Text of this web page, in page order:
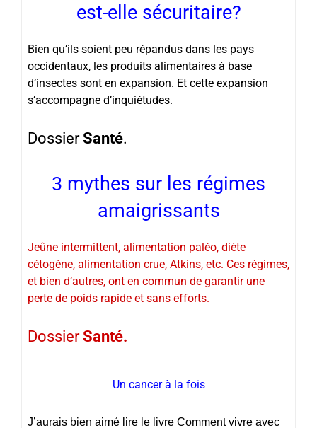
est-elle sécuritaire?
Bien qu’ils soient peu répandus dans les pays
occidentaux, les produits alimentaires à base
d’insectes sont en expansion. Et cette expansion
s’accompagne d’inquiétudes.
DossierSanté.
3 mythes sur les régimes
amaigrissants
Jeûne intermittent, alimentation paléo, diète
cétogène, alimentation crue, Atkins, etc. Ces régimes,
et bien d’autres, ont en commun de garantir une
perte de poids rapide et sans efforts.
DossierSanté.
Un cancer à la fois
J’aurais bien aimé lire le livre Comment vivre avec